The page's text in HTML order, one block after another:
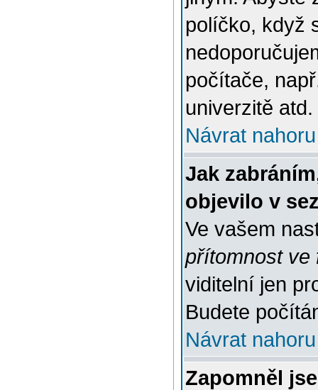
políčko, když
počítače,
univerzitě atd.
Návrat nahoru
Jak
objevilo v
Ve vašem
přítomnost ve
viditelní jen
Budete
Návrat nahoru
Zapomněl